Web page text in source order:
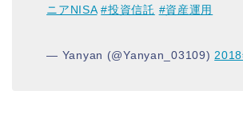
ニアNISA #投資信託 #資産運用
— Yanyan (@Yanyan_03109)